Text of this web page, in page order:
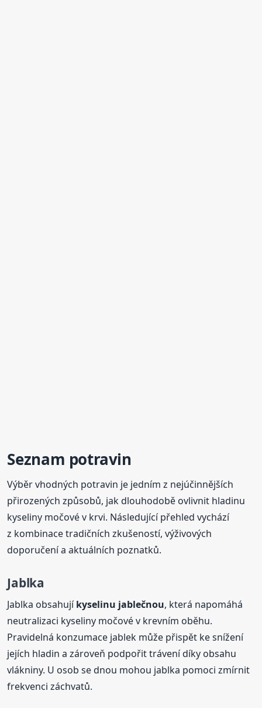
Seznam potravin
Výběr vhodných potravin je jedním z nejúčinnějších
přirozených způsobů, jak dlouhodobě ovlivnit hladinu
kyseliny močové v krvi. Následující přehled vychází
z kombinace tradičních zkušeností, výživových
doporučení a aktuálních poznatků.
Jablka
Jablka obsahujíkyselinu jablečnou, která napomáhá
neutralizaci kyseliny močové v krevním oběhu.
Pravidelná konzumace jablek může přispět ke snížení
jejích hladin a zároveň podpořit trávení díky obsahu
vlákniny. U osob se dnou mohou jablka pomoci zmírnit
frekvenci záchvatů.